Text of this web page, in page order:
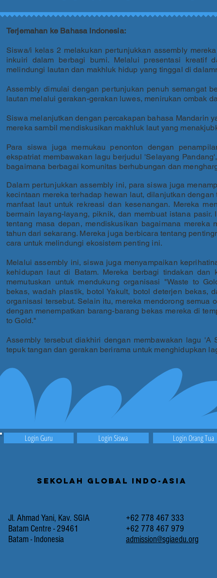
Terjemahan ke Bahasa Indonesia:
Siswa/i kelas 2 melakukan pertunjukkan assembly
inkuiri dalam berbagi bumi. Melalui presentasi kreatif
melindungi lautan dan makhluk hidup yang tinggal di
Assembly dimulai dengan pertunjukan penuh semangat
lautan melalui gerakan-gerakan luwes, menirukan ombak
Siswa melanjutkan dengan percakapan bahasa Mandarin
mereka sambil mendiskusikan makhluk laut yang
Para siswa juga memukau penonton dengan
ekspatriat membawakan lagu berjudul 'Selayang
bagaimana berbagai komunitas berhubungan dan
Dalam pertunjukkan assembly ini, para siswa juga
kecintaan mereka terhadap hewan laut, dilanjutkan
manfaat laut untuk rekreasi dan kesenangan. Mereka
bermain layang-layang, piknik, dan membuat istana
tentang masa depan, mendiskusikan bagaimana
tahun dari sekarang. Mereka juga berbicara tentang
cara untuk melindungi ekosistem penting ini.
Melalui assembly ini, siswa juga menyampaikan
kehidupan laut di Batam. Mereka berbagi tindakan
memutuskan untuk mendukung organisasi "Waste to
bekas, wadah plastik, botol Yakult, botol deterjen bekas,
organisasi tersebut. Selain itu, mereka mendorong
dengan menempatkan barang-barang bekas mereka di
to Gold."
Assembly tersebut diakhiri dengan membawakan lagu
tepuk tangan dan gerakan berirama untuk menghidupkan
Login Guru Login Siswa Login Orang Tua
Sekolah Global Indo-Asia
Jl. Ahmad Yani, Kav. SGIA
Batam Centre - 29461
Batam - Indonesia
+62 778 467 333
+62 778 467 979
admission@sgiaedu.org